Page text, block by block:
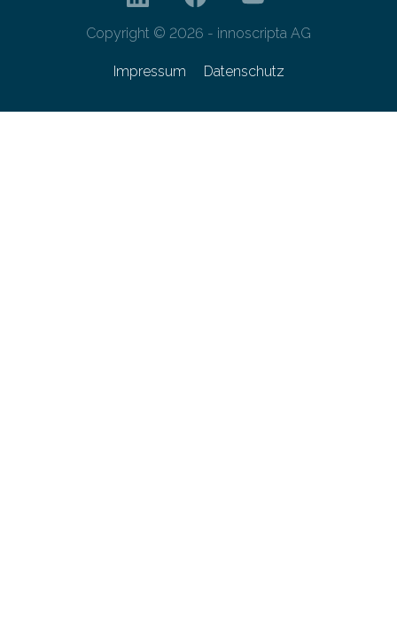
Copyright © 2026 - innoscripta AG
Impressum Datenschutz